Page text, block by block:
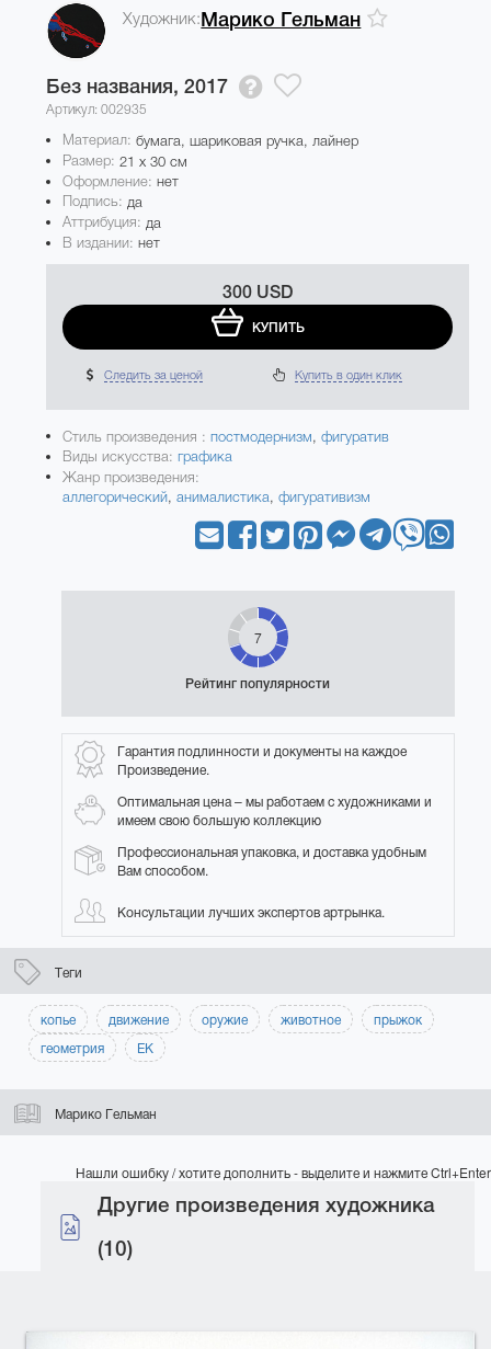
Художник: Марико Гельман
Без названия, 2017
Артикул: 002935
Материал: бумага, шариковая ручка, лайнер
Размер: 21 x 30 см
Оформление:нет
Подпись: да
Аттрибуция: да
В издании:нет
300 USD
КУПИТЬ
Следить за ценой Купить в один клик
Стиль произведения : постмодернизм,фигуратив
Виды искусства:графика
Жанр произведения:
аллегорический,анималистика,фигуративизм
7
Рейтинг популярности
Гарантия подлинности и документы на каждое
Произведение.
Оптимальная цена – мы работаем с художниками и
имеем свою большую коллекцию
Профессиональная упаковка, и доставка удобным
Вам способом.
Консультации лучших экспертов артрынка.
Теги
копье движение оружие животное
прыжок
геометрия
ЕК
Марико Гельман
Нашли ошибку / хотите дополнить - выделите и нажмите Ctrl+Enter
Другие произведения художника
(10)